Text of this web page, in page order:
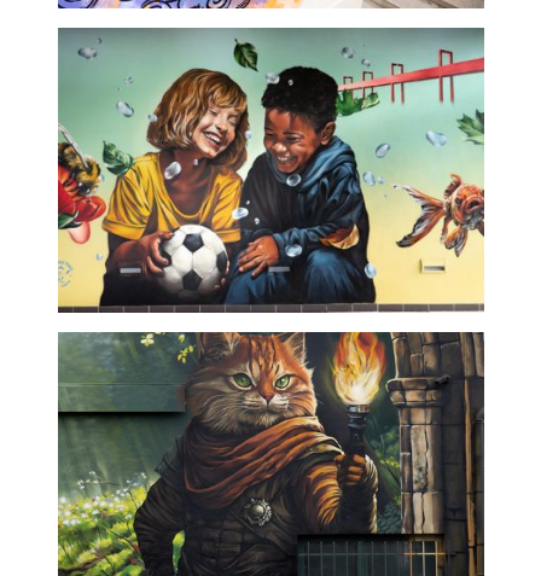
ISCOM-Fresques street
art
Rire ensembles - fresque
professionnel restaurant